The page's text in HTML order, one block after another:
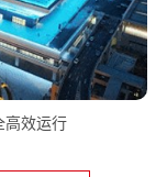
高效运行